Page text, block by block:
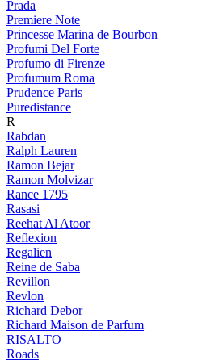
Prada
Premiere Note
Princesse Marina de Bourbon
Profumi Del Forte
Profumo di Firenze
Profumum Roma
Prudence Paris
Puredistance
R
Rabdan
Ralph Lauren
Ramon Bejar
Ramon Molvizar
Rance 1795
Rasasi
Reehat Al Atoor
Reflexion
Regalien
Reine de Saba
Revillon
Revlon
Richard Debor
Richard Maison de Parfum
RISALTO
Roads